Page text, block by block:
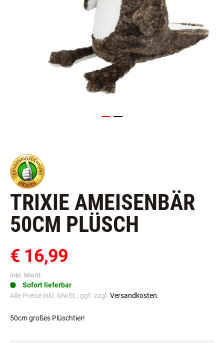
TRIXIE AMEISENBÄR
50CM PLÜSCH
€ 16,99
Inkl. MwSt.
Sofort lieferbar
Alle Preise inkl. MwSt., ggf. zzgl. Versandkosten.
50cm großes Plüschtier!